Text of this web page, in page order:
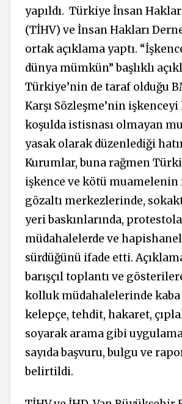
yapıldı. Türkiye İnsan
(TİHV) ve İnsan Hakları
ortak açıklama yaptı.
dünya mümkün” başlıklı
Türkiye’nin de taraf olduğu
Karşı Sözleşme’nin
koşulda istisnası olmayan
yasak olarak düzenlediği
Kurumlar, buna rağmen
işkence ve kötü muamelenin
gözaltı merkezlerinde,
yeri baskınlarında,
müdahalelerde ve
sürdüğünü ifade etti.
barışçıl toplantı ve
kolluk müdahalelerinde kaba
kelepçe, tehdit, hakaret,
soyarak arama gibi
sayıda başvuru, bulgu ve
belirtildi.